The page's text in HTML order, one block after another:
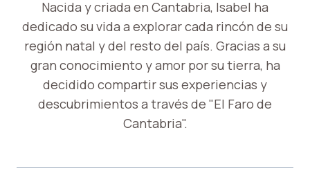
Nacida y criada en Cantabria, Isabel ha
dedicado su vida a explorar cada rincón de su
región natal y del resto del país. Gracias a su
gran conocimiento y amor por su tierra, ha
decidido compartir sus experiencias y
descubrimientos a través de "El Faro de
Cantabria".